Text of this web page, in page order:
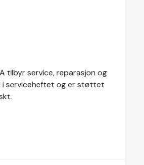
tilbyr service, reparasjon og
i serviceheftet og er støttet